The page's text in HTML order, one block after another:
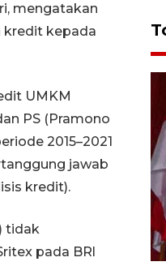
mengatakan
kredit kepada
UMKM
PS (Pramono
2015–2021
jawab
kredit).
tidak
pada BRl